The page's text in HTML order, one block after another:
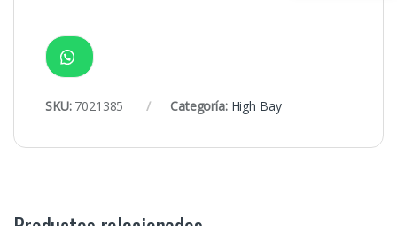
SKU: 7021385 Categoría: High Bay